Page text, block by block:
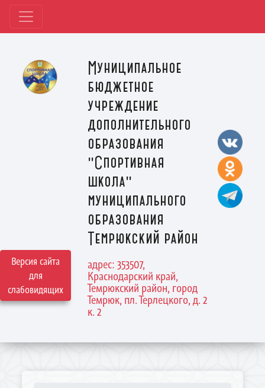
Версия сайта
для
слабовидящих
Муниципальное
бюджетное
учреждение
дополнительного
образования
"Спортивная
школа"
муниципального
образования
Темрюкский район
адрес: 353507,
Краснодарский край,
Темрюкский район, город
Темрюк, пл. Терлецкого, д. 2
к. 2